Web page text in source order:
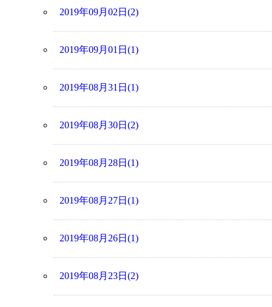
2019年09月02日(2)
2019年09月01日(1)
2019年08月31日(1)
2019年08月30日(2)
2019年08月28日(1)
2019年08月27日(1)
2019年08月26日(1)
2019年08月23日(2)